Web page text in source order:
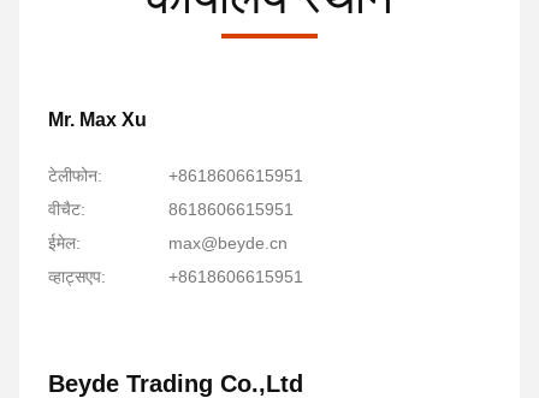
Mr. Max Xu
टेलीफोन:
+8618606615951
वीचैट:
8618606615951
ईमेल:
max@beyde.cn
व्हाट्सएप:
+8618606615951
Beyde Trading Co.,Ltd